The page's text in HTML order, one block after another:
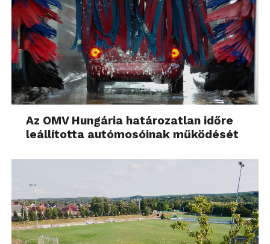
Az OMV Hungária határozatlan időre
leállította autómosóinak működését